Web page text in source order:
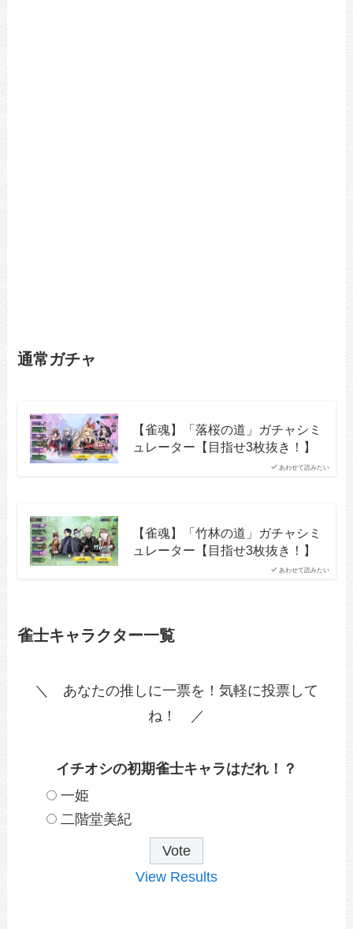
通常ガチャ
あわせて読みたい
【雀魂】「落桜の道」ガチャシミ
ュレーター【目指せ3枚抜き！】
あわせて読みたい
【雀魂】「竹林の道」ガチャシミ
ュレーター【目指せ3枚抜き！】
雀士キャラクター一覧
＼ あなたの推しに一票を！気軽に投票して
ね！ ／
イチオシの初期雀士キャラはだれ！？
一姫
二階堂美紀
View Results